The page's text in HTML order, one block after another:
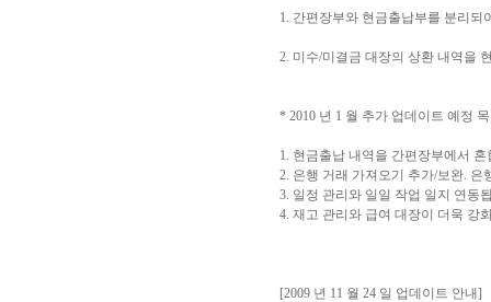
1. 간편장부와 현금출납부를 분리되
2. 미수/미결금 대장의 상환 내역을
* 2010 년 1 월 추가 업데이트 예정
1. 현금출납 내역을 간편장부에서
2. 은행 거래 가져오기 추가/보완.
3. 일정 관리와 일일 작업 일지 연동
4. 재고 관리와 급여 대장이 더욱 강
[2009 년 11 월 24 일 업데이트 안내]